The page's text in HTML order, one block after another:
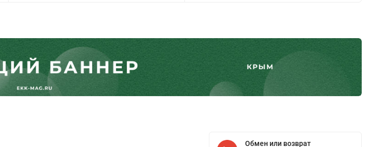
Обмен или возврат